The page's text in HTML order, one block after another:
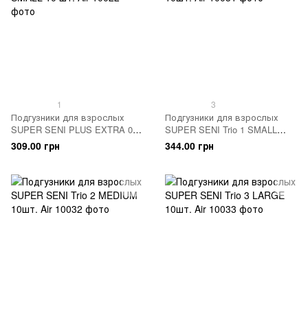
1
Подгузники для взрослых
SUPER SENI PLUS EXTRA 0
SMALL 10 шт. Air
309.00 грн
3
Подгузники для взрослых
SUPER SENI Trio 1 SMALL
10шт. Air
344.00 грн